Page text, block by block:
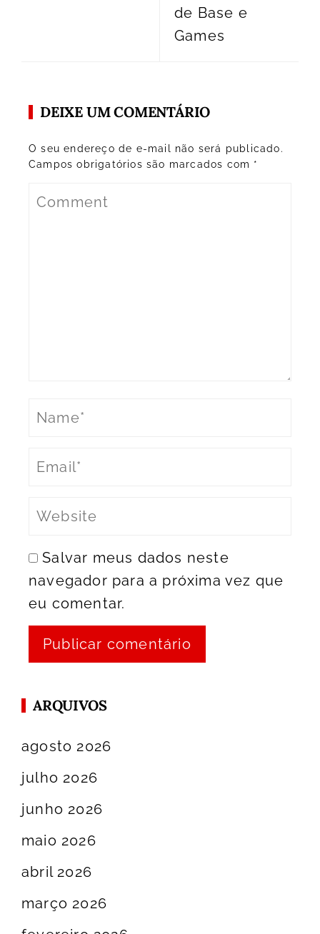
de Base e
Games
DEIXE UM COMENTÁRIO
O seu endereço de e-mail não será publicado.
Campos obrigatórios são marcados com *
Salvar meus dados neste
navegador para a próxima vez que
eu comentar.
ARQUIVOS
agosto 2026
julho 2026
junho 2026
maio 2026
abril 2026
março 2026